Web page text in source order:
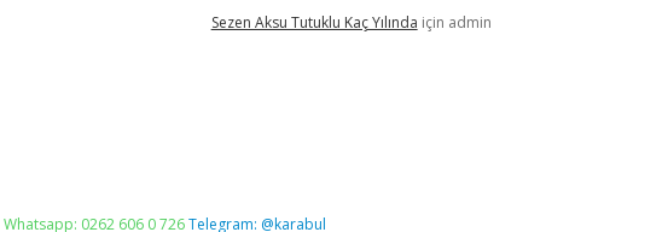
Sezen Aksu Tutuklu Kaç Yılında için admin
Whatsapp: 0262 606 0 726Telegram: @karabul